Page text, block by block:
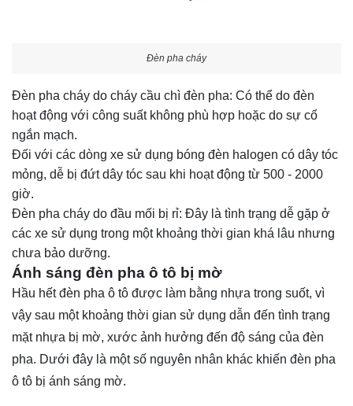
Đèn pha cháy
Đèn pha cháy do cháy cầu chì đèn pha: Có thể do đèn
hoạt động với công suất không phù hợp hoặc do sự cố
ngắn mạch.
Đối với các dòng xe sử dụng bóng đèn halogen có dây tóc
mỏng, dễ bị đứt dây tóc sau khi hoạt động từ 500 - 2000
giờ.
Đèn pha cháy do đầu mối bị rỉ: Đây là tình trạng dễ gặp ở
các xe sử dụng trong một khoảng thời gian khá lâu nhưng
chưa bảo dưỡng.
Ánh sáng đèn pha ô tô bị mờ
Hầu hết đèn pha ô tô được làm bằng nhựa trong suốt, vì
vậy sau một khoảng thời gian sử dụng dẫn đến tình trạng
mặt nhựa bị mờ, xước ảnh hưởng đến độ sáng của đèn
pha. Dưới đây là một số nguyên nhân khác khiến đèn pha
ô tô bị ánh sáng mờ.